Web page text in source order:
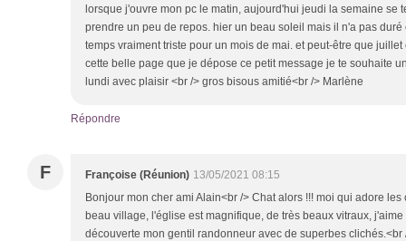
lorsque j'ouvre mon pc le matin, aujourd'hui jeudi la semaine se
prendre un peu de repos. hier un beau soleil mais il n'a pas
temps vraiment triste pour un mois de mai. et peut-être que
cette belle page que je dépose ce petit message je te souhaite
lundi avec plaisir <br /> gros bisous amitié<br /> Marlène
Répondre
F Françoise (Réunion) 13/05/2021 08:15
Bonjour mon cher ami Alain<br /> Chat alors !!! moi qui adore
beau village, l'église est magnifique, de très beaux vitraux,
découverte mon gentil randonneur avec de superbes clichés.<br